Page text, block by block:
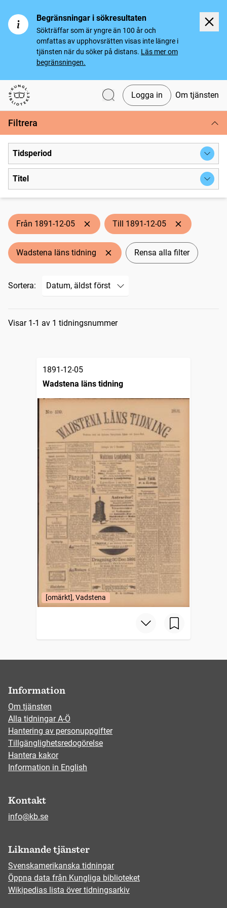
Begränsningar i sökresultaten
Sökträffar som är yngre än 100 år och
omfattas av upphovsrätten visas inte längre i
tjänsten när du söker på distans. Läs mer om
begränsningen.
Svenska tidningar
Logga in Om tjänsten
Filtrera
Tidsperiod
Titel
Från 1891-12-05 Till 1891-12-05
Wadstena läns tidning Rensa alla filter
Sortera:
Sökresultat
Visar 1-1 av 1 tidningsnummer
1891-12-05
Wadstena läns tidning
[omärkt], Vadstena
Information
Om tjänsten
Alla tidningar A-Ö
Hantering av personuppgifter
Tillgänglighetsredogörelse
Hantera kakor
Information in English
Kontakt
info@kb.se
Liknande tjänster
Svenskamerikanska tidningar
Öppna data från Kungliga biblioteket
Wikipedias lista över tidningsarkiv